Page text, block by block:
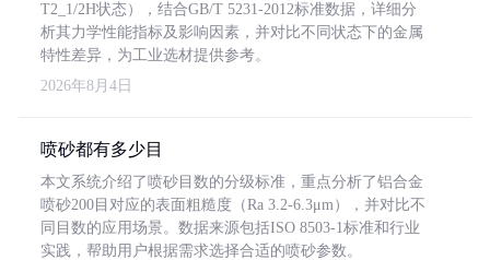
T2_1/2H状态），结合GB/T 5231-2012标准数据，详细分
析其力学性能指标及影响因素，并对比不同状态下的金属
特性差异，为工业选材提供参考。
2026年8月4日
喷砂都有多少目
本文系统介绍了喷砂目数的分级标准，重点分析了铝合金
喷砂200目对应的表面粗糙度（Ra 3.2-6.3μm），并对比不
同目数的应用场景。数据来源包括ISO 8503-1标准和行业
实践，帮助用户根据需求选择合适的喷砂参数。